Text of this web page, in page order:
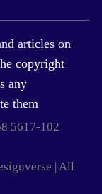
articles on
copyright
any
them
5617-102
| All